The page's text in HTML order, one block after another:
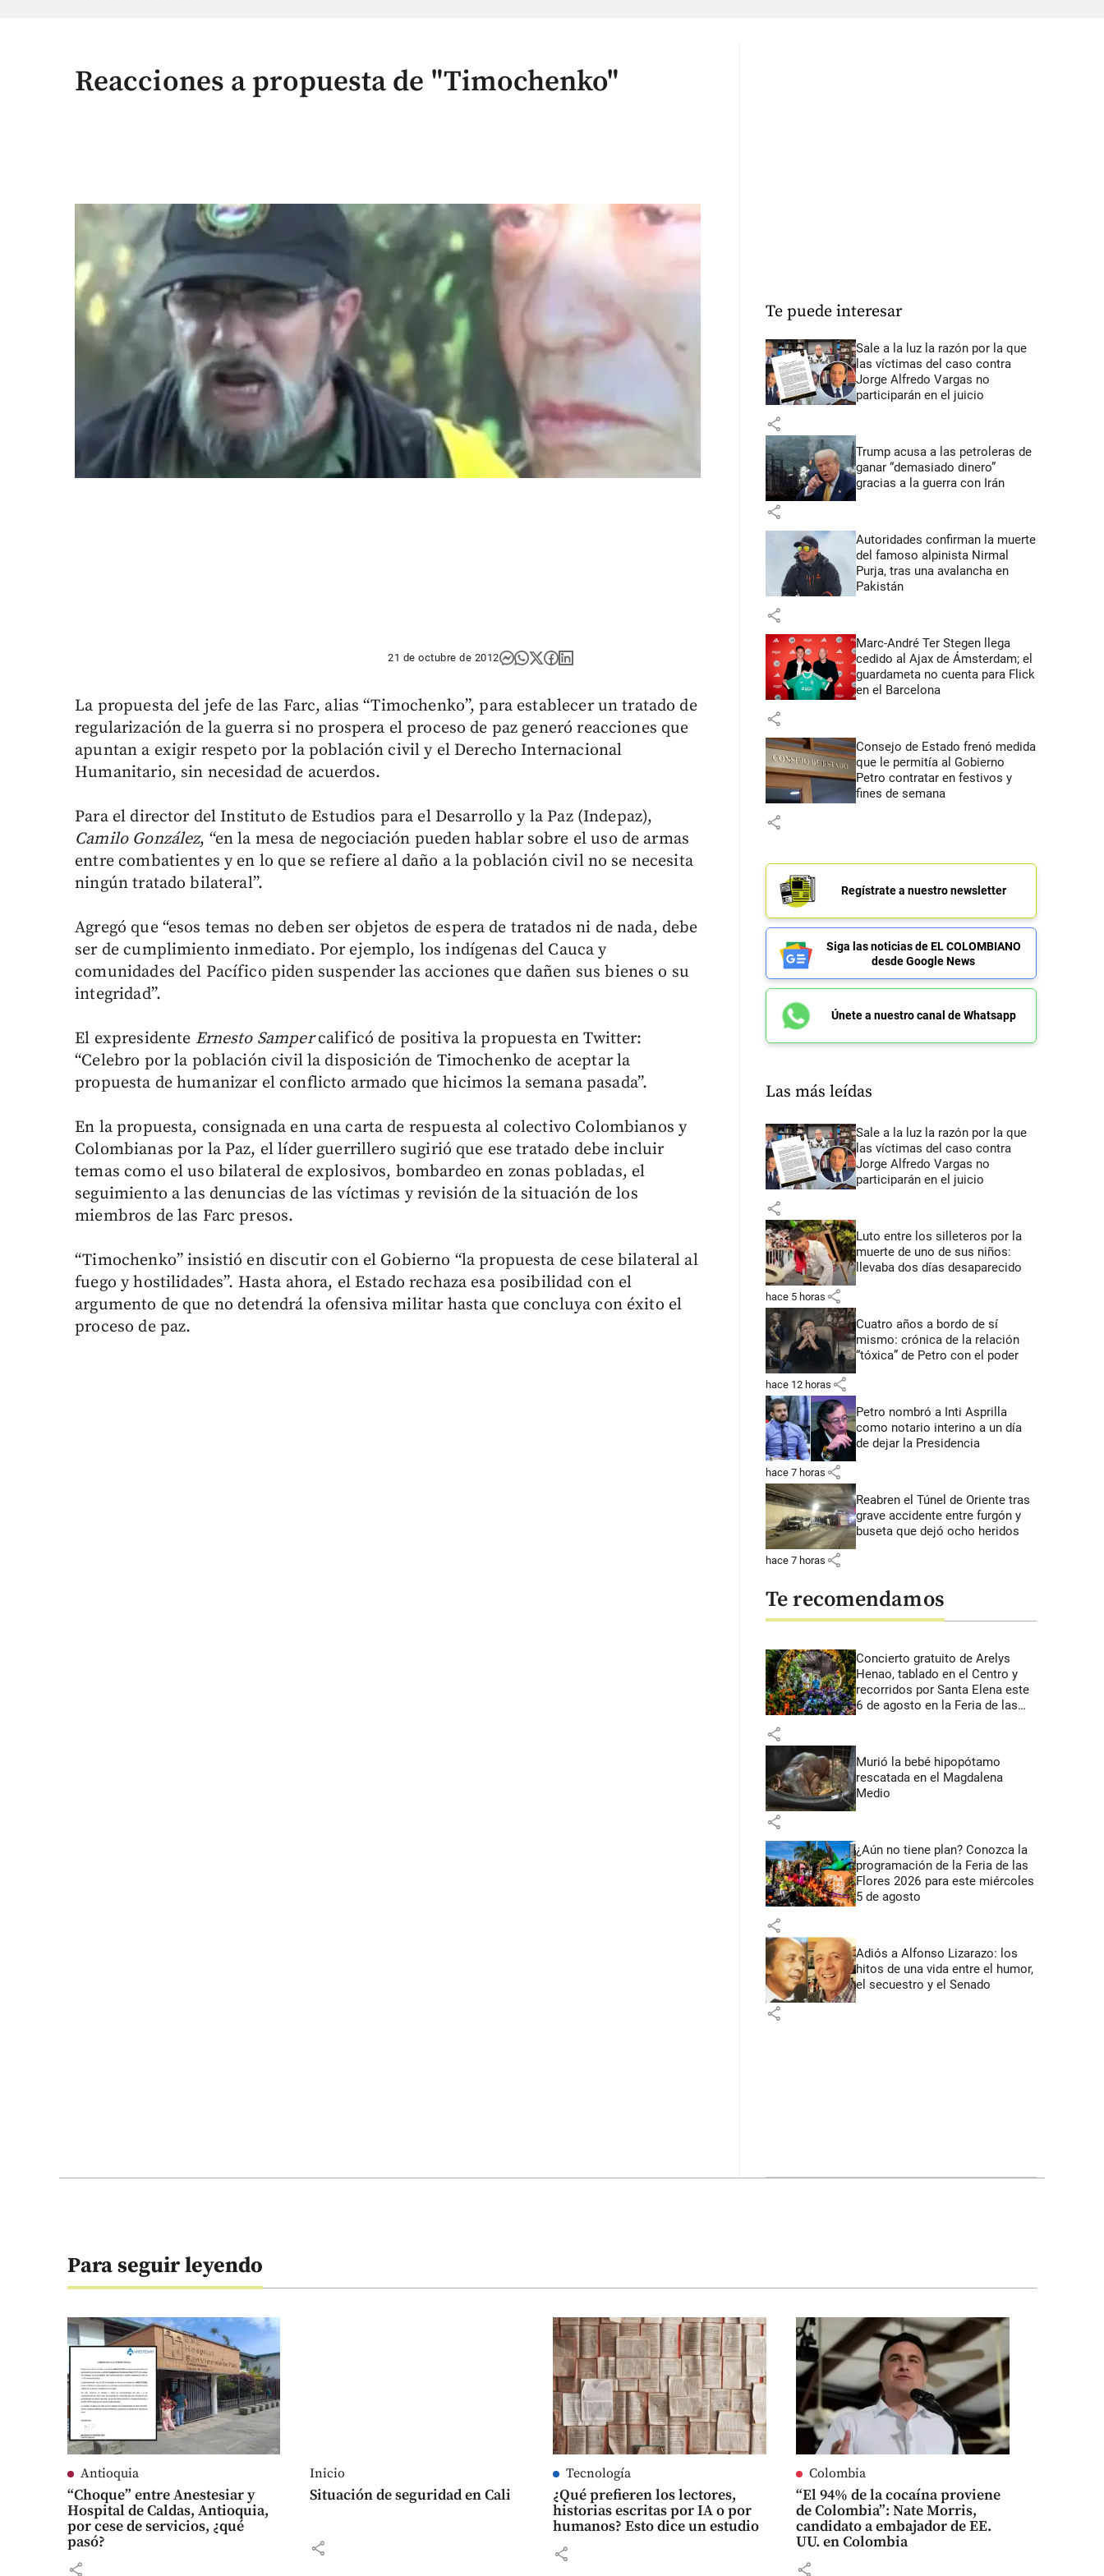
Reacciones a propuesta de "Timochenko"
21 de octubre de 2012
La propuesta del jefe de las Farc, alias “Timochenko”, para establecer un tratado de
regularización de la guerra si no prospera el proceso de paz generó reacciones que
apuntan a exigir respeto por la población civil y el Derecho Internacional
Humanitario, sin necesidad de acuerdos.
Para el director del Instituto de Estudios para el Desarrollo y la Paz (Indepaz),
Camilo González, “en la mesa de negociación pueden hablar sobre el uso de armas
entre combatientes y en lo que se refiere al daño a la población civil no se necesita
ningún tratado bilateral”.
Agregó que “esos temas no deben ser objetos de espera de tratados ni de nada, debe
ser de cumplimiento inmediato. Por ejemplo, los indígenas del Cauca y
comunidades del Pacífico piden suspender las acciones que dañen sus bienes o su
integridad”.
El expresidente Ernesto Sampercalificó de positiva la propuesta en Twitter:
“Celebro por la población civil la disposición de Timochenko de aceptar la
propuesta de humanizar el conflicto armado que hicimos la semana pasada”.
En la propuesta, consignada en una carta de respuesta al colectivo Colombianos y
Colombianas por la Paz, el líder guerrillero sugirió que ese tratado debe incluir
temas como el uso bilateral de explosivos, bombardeo en zonas pobladas, el
seguimiento a las denuncias de las víctimas y revisión de la situación de los
miembros de las Farc presos.
“Timochenko” insistió en discutir con el Gobierno “la propuesta de cese bilateral al
fuego y hostilidades”. Hasta ahora, el Estado rechaza esa posibilidad con el
argumento de que no detendrá la ofensiva militar hasta que concluya con éxito el
proceso de paz.
Te puede interesar
Sale a la luz la razón por la que
las víctimas del caso contra
Jorge Alfredo Vargas no
participarán en el juicio
share
Trump acusa a las petroleras de
ganar “demasiado dinero”
gracias a la guerra con Irán
share
Autoridades confirman la muerte
del famoso alpinista Nirmal
Purja, tras una avalancha en
Pakistán
share
Marc-André Ter Stegen llega
cedido al Ajax de Ámsterdam; el
guardameta no cuenta para Flick
en el Barcelona
share
Consejo de Estado frenó medida
que le permitía al Gobierno
Petro contratar en festivos y
fines de semana
share
Regístrate a nuestro newsletter
Siga las noticias de EL COLOMBIANO
desde Google News
Únete a nuestro canal de Whatsapp
Las más leídas
Sale a la luz la razón por la que
las víctimas del caso contra
Jorge Alfredo Vargas no
participarán en el juicio
share
Luto entre los silleteros por la
muerte de uno de sus niños:
llevaba dos días desaparecido
hace 5 horas share
Cuatro años a bordo de sí
mismo: crónica de la relación
“tóxica” de Petro con el poder
hace 12 horas share
Petro nombró a Inti Asprilla
como notario interino a un día
de dejar la Presidencia
hace 7 horas share
Reabren el Túnel de Oriente tras
grave accidente entre furgón y
buseta que dejó ocho heridos
hace 7 horas share
Te recomendamos
Concierto gratuito de Arelys
Henao, tablado en el Centro y
recorridos por Santa Elena este
6 de agosto en la Feria de las
share
Murió la bebé hipopótamo
rescatada en el Magdalena
Medio
share
¿Aún no tiene plan? Conozca la
programación de la Feria de las
Flores 2026 para este miércoles
5 de agosto
share
Adiós a Alfonso Lizarazo: los
hitos de una vida entre el humor,
el secuestro y el Senado
share
Para seguir leyendo
Antioquia
“Choque” entre Anestesiar y
Hospital de Caldas, Antioquia,
por cese de servicios, ¿qué
pasó?
share
Inicio
Situación de seguridad en Cali
share
Tecnología
¿Qué prefieren los lectores,
historias escritas por IA o por
humanos? Esto dice un estudio
share
Colombia
“El 94% de la cocaína proviene
de Colombia”: Nate Morris,
candidato a embajador de EE.
UU. en Colombia
share